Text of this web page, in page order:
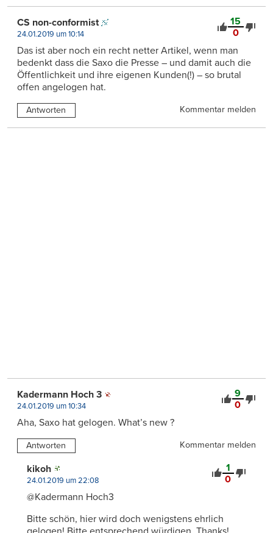
15
0
CS non-conformist
24.01.2019 um 10:14
Das ist aber noch ein recht netter Artikel, wenn man
bedenkt dass die Saxo die Presse – und damit auch die
Öffentlichkeit und ihre eigenen Kunden(!) – so brutal
offen angelogen hat.
Antworten Kommentar melden
9
0
Kadermann Hoch 3
24.01.2019 um 10:34
Aha, Saxo hat gelogen. What’s new ?
Antworten Kommentar melden
1
0
kikoh
24.01.2019 um 22:08
@Kadermann Hoch3
Bitte schön, hier wird doch wenigstens ehrlich